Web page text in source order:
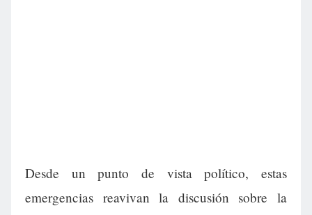
Desde un punto de vista político, estas
emergencias reavivan la discusión sobre la